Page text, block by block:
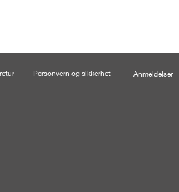
Personvern og sikkerhet Anmeldelser